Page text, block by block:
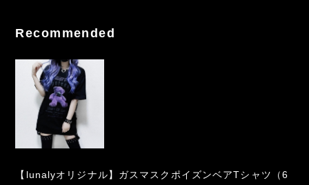
Recommended
【lunalyオリジナル】ガスマスクポイズンベアTシャツ（6